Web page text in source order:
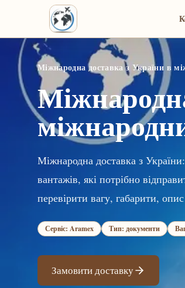
Міжнародна доставка з України в
Міжнародна доставка з
вантажів, які потрібно
перевірити вагу, габарити,
Сервіс: Aramex Тип: документи
Замовити доставку